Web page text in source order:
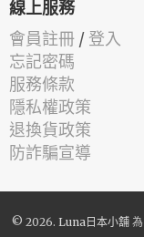
線上服務
會員註冊 / 登入
忘記密碼
服務條款
隱私權政策
退換貨政策
防詐騙宣導
© 2026. Luna日本小舖 為